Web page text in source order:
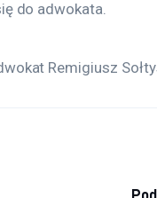
do adwokata.
Remigiusz